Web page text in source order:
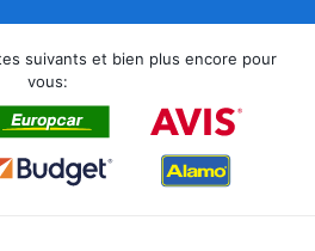
suivants et bien plus encore pour
vous: